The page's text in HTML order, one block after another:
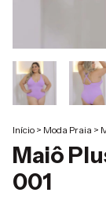
Início > Moda Praia >
Maiô
001